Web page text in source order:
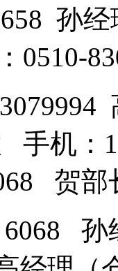
孙
0510-
手机：
贺部
6068